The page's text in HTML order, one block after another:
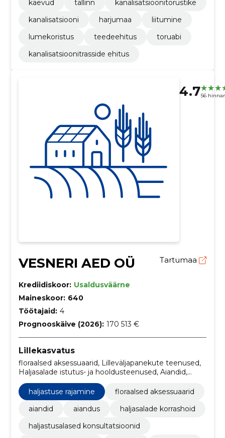
kaevud
tallinn
kanalisatsioonitorustike
kanalisatsiooni
harjumaa
liitumine
lumekoristus
teedeehitus
toruabi
kanalisatsioonitrasside ehitus
4.756
VESNERI AED OÜ Tartumaa
Krediidiskoor: Usaldusväärne
Maineskoor: 640
Töötajaid: 4
Prognooskäive (2026): 170 513 €
Lillekasvatus
floraalsed aksessuaarid, Lilleväljapanekute teenused,
Haljasalade istutus- ja hooldusteenused, Aiandid,
aiandus, Haljasalade korrashoid, Haljastusalased
konsultatsioonid, haljastuse hooldus, Haljastuse
rajamine, ilupuud
haljastuse rajamine
floraalsed aksessuaarid
aiandid
aiandus
haljasalade korrashoid
haljastusalased konsultatsioonid